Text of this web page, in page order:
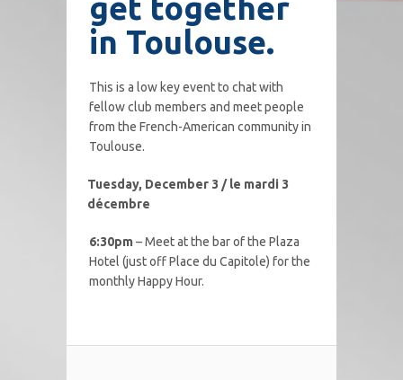
in Toulouse.
This is a low key event to chat with
fellow club members and meet people
from the French-American community in
Toulouse.
Tuesday, December 3 / le mardi 3
décembre
6:30pm – Meet at the bar of the Plaza
Hotel (just off Place du Capitole) for the
monthly Happy Hour.